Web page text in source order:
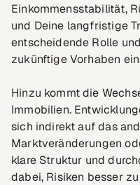
Einkommensstabilität,
und Deine langfristige
entscheidende Rolle
zukünftige Vorhaben
Hinzu kommt die
Immobilien.
sich indirekt auf das
Marktveränderungen
klare Struktur und
dabei, Risiken besser